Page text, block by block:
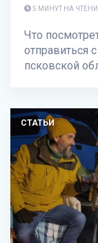
5 МИНУТ НА
Что
отправиться
псковской
СТАТЬИ